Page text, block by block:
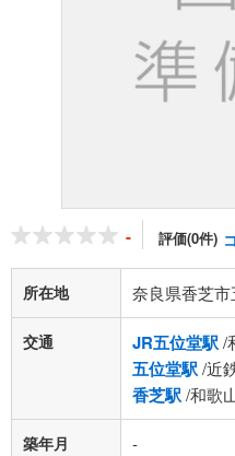
- 評価(0件)
所在地 奈良県香芝
交通 JR五位堂駅/
五位堂駅/近
香芝駅/和歌
築年月 -